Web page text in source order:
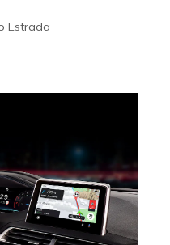
Estrada